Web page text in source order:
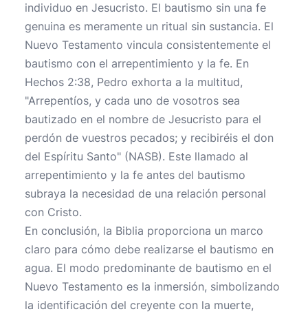
individuo en Jesucristo. El bautismo sin una fe
genuina es meramente un ritual sin sustancia. El
Nuevo Testamento vincula consistentemente el
bautismo con el arrepentimiento y la fe. En
Hechos 2:38, Pedro exhorta a la multitud,
"Arrepentíos, y cada uno de vosotros sea
bautizado en el nombre de Jesucristo para el
perdón de vuestros pecados; y recibiréis el don
del Espíritu Santo" (NASB). Este llamado al
arrepentimiento y la fe antes del bautismo
subraya la necesidad de una relación personal
con Cristo.
En conclusión, la Biblia proporciona un marco
claro para cómo debe realizarse el bautismo en
agua. El modo predominante de bautismo en el
Nuevo Testamento es la inmersión, simbolizando
la identificación del creyente con la muerte,